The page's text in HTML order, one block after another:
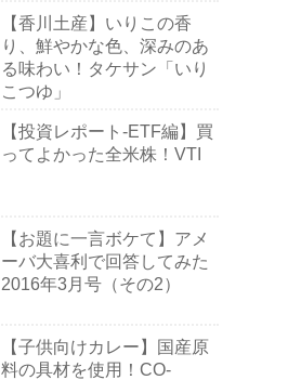
【香川土産】いりこの香
り、鮮やかな色、深みのあ
る味わい！タケサン「いり
こつゆ」
【投資レポート-ETF編】買
ってよかった全米株！VTI
【お題に一言ボケて】アメ
ーバ大喜利で回答してみた
2016年3月号（その2）
【子供向けカレー】国産原
料の具材を使用！CO-